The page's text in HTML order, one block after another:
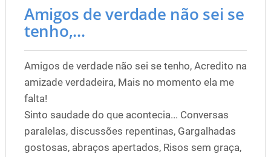
Amigos de verdade não sei se
tenho,...
Amigos de verdade não sei se tenho, Acredito na
amizade verdadeira, Mais no momento ela me
falta!
Sinto saudade do que acontecia... Conversas
paralelas, discussões repentinas, Gargalhadas
gostosas, abraços apertados, Risos sem graça,